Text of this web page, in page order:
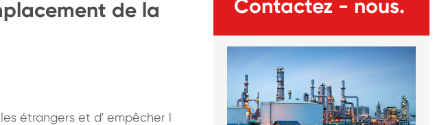
de la
étrangers et d' empêcher l
Contactez - nous.